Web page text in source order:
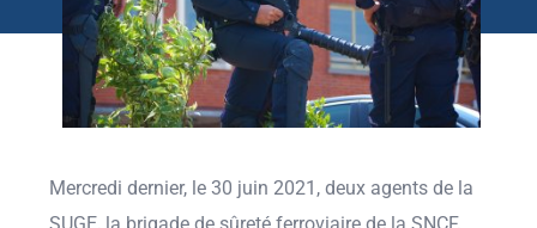
Mercredi dernier, le 30 juin 2021, deux agents de la